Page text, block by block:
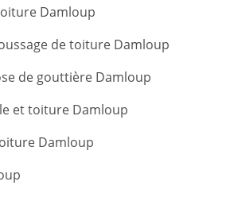
Damloup
de toiture Damloup
de gouttière Damloup
et toiture Damloup
Damloup